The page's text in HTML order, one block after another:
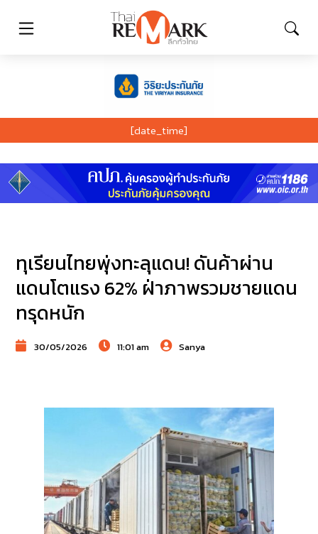
[date_time]
ทุเรียนไทยพุ่งทะลุแดน! ดันค้าผ่าน
แดนโตแรง 62% ฝ่าภาพรวมชายแดน
ทรุดหนัก
30/05/2026 11:01 am Sanya